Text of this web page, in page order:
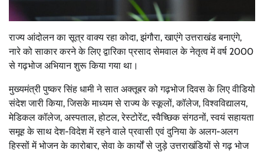
राज्य आंदोलन का सूत्र वाक्य रहा कोदा, झंगौरा, खाएंगे उत्तराखंड बनाएंगे,
नारे को साकार करने के लिए द्वारिका प्रसाद सेमवाल के नेतृत्व में वर्ष 2000
से गढ़भोज अभियान शुरू किया गया था।
मुख्यमंत्री पुष्कर सिंह धामी ने सात अक्तूबर को गढ़भोज दिवस के लिए वीडियो
संदेश जारी किया, जिसके माध्यम से राज्य के स्कूलों, कॉलेज, विश्वविद्यालय,
मेडिकल कॉलेज, अस्पताल, होटल, रेस्टोरेंट, स्वैच्छिक संगठनों, स्वयं सहायता
समूह के साथ देश-विदेश में रहने वाले प्रवासी एवं दुनिया के अलग-अलग
हिस्सों में भोजन के कारोबार, सेवा के कार्यों से जुड़े उत्तराखंडियों से गढ़ भोज